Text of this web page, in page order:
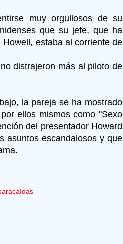
muy orgullosos de su
que su jefe, que ha
estaba al corriente de
distrajeron más al piloto de
la pareja se ha mostrado
ellos mismos como "Sexo
del presentador Howard
asuntos escandalosos y que